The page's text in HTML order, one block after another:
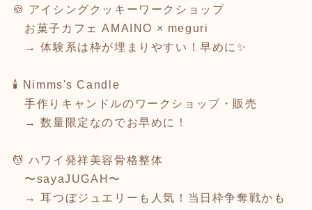
🍪 アイシングクッキーワークショップ
お菓子カフェ AMAINO × meguri
→ 体験系は枠が埋まりやすい！早めに✨
🕯️ Nimms's Candle
手作りキャンドルのワークショップ・販売
→ 数量限定なのでお早めに！
💆 ハワイ発祥美容骨格整体
〜sayaJUGAH〜
→ 耳つぼジュエリーも人気！当日枠争奪戦かも